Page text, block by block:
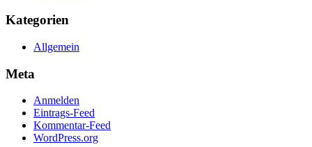
Kategorien
Allgemein
Meta
Anmelden
Eintrags-Feed
Kommentar-Feed
WordPress.org